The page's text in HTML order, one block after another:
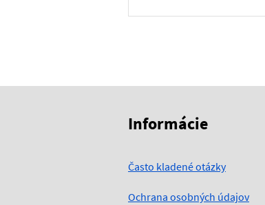
Informácie
Často kladené otázky
Ochrana osobných údajov